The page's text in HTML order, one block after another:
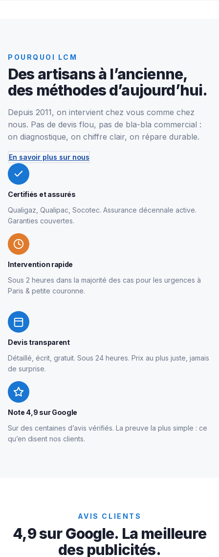
POURQUOI LCM
Des artisans à l’ancienne,
des méthodes d’aujourd’hui.
Depuis 2011, on intervient chez vous comme chez
nous. Pas de devis flou, pas de bla-bla commercial :
on diagnostique, on chiffre clair, on répare durable.
En savoir plus sur nous
Certifiés et assurés
Qualigaz, Qualipac, Socotec. Assurance décennale active.
Garanties couvertes.
Intervention rapide
Sous 2 heures dans la majorité des cas pour les urgences à
Paris & petite couronne.
Devis transparent
Détaillé, écrit, gratuit. Sous 24 heures. Prix au plus juste, jamais
de surprise.
Note 4,9 sur Google
Sur des centaines d’avis vérifiés. La preuve la plus simple : ce
qu’en disent nos clients.
AVIS CLIENTS
4,9 sur Google. La meilleure
des publicités.